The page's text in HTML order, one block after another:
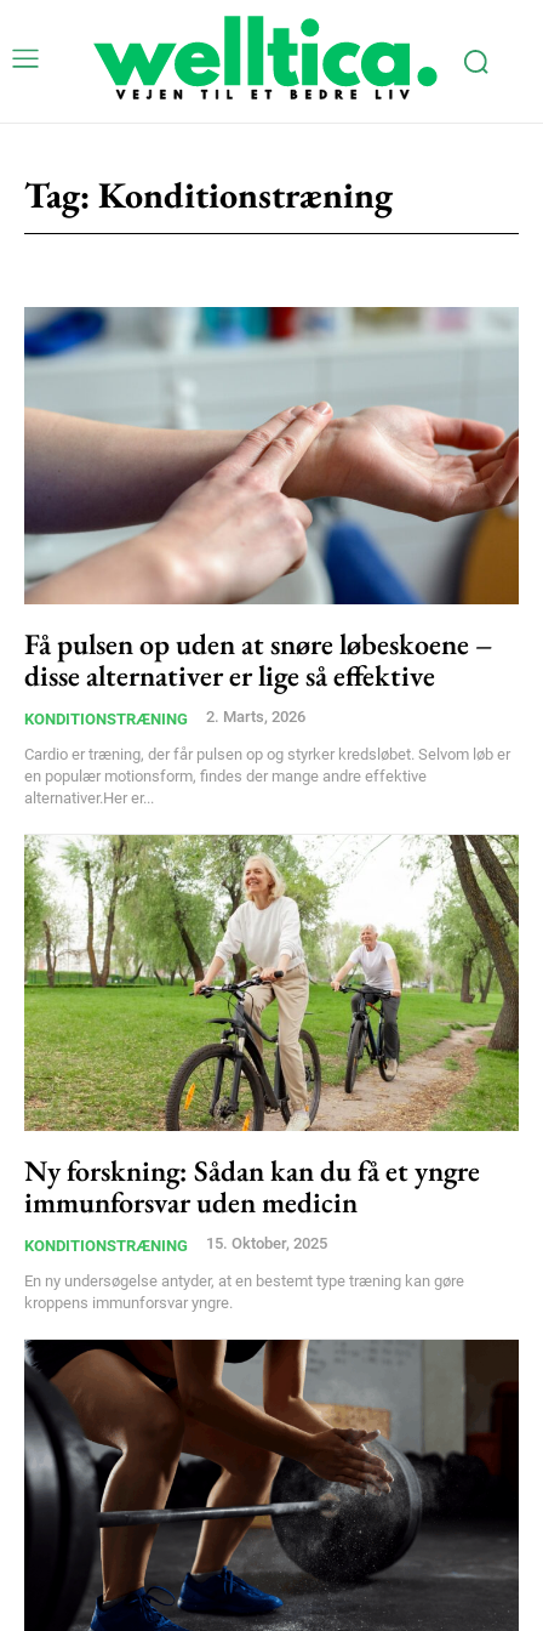
Subscription Plans
Tag: Konditionstræning
Få pulsen op uden at snøre løbeskoene –
disse alternativer er lige så effektive
KONDITIONSTRÆNING 2. Marts, 2026
Cardio er træning, der får pulsen op og styrker kredsløbet. Selvom løb er
en populær motionsform, findes der mange andre effektive
alternativer.Her er...
Ny forskning: Sådan kan du få et yngre
immunforsvar uden medicin
KONDITIONSTRÆNING 15. Oktober, 2025
En ny undersøgelse antyder, at en bestemt type træning kan gøre
kroppens immunforsvar yngre.